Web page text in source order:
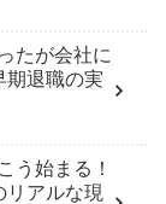
たが会社に
期退職の実
う始まる！
リアルな現